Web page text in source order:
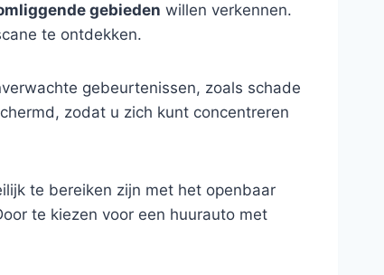
gebieden willen verkennen.
te ontdekken.
gebeurtenissen, zoals schade
zodat u zich kunt concentreren
te bereiken zijn met het openbaar
te kiezen voor een huurauto met